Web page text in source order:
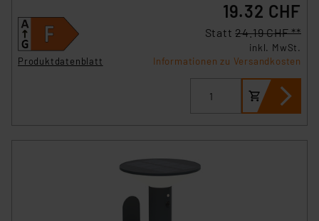
Produktdatenblatt
19.32 CHF
Statt24.19 CHF **
inkl. MwSt.
Informationen zu Versandkosten